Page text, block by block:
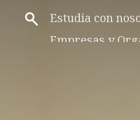
Estudia con
Empresas y